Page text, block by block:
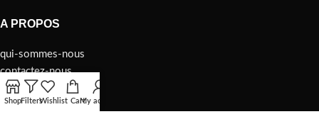
A PROPOS
qui-sommes-nous
contactez-nous
Privacy Policy
Returns
ShopFiltersWishlist CartMy account